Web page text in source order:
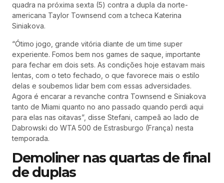
quadra na próxima sexta (5) contra a dupla da norte-
americana Taylor Townsend com a tcheca Katerina
Siniakova.
“Ótimo jogo, grande vitória diante de um time super
experiente. Fomos bem nos games de saque, importante
para fechar em dois sets. As condições hoje estavam mais
lentas, com o teto fechado, o que favorece mais o estilo
delas e soubemos lidar bem com essas adversidades.
Agora é encarar a revanche contra Townsend e Siniakova
tanto de Miami quanto no ano passado quando perdi aqui
para elas nas oitavas”, disse Stefani, campeã ao lado de
Dabrowski do WTA 500 de Estrasburgo (França) nesta
temporada.
Demoliner nas quartas de final
de duplas